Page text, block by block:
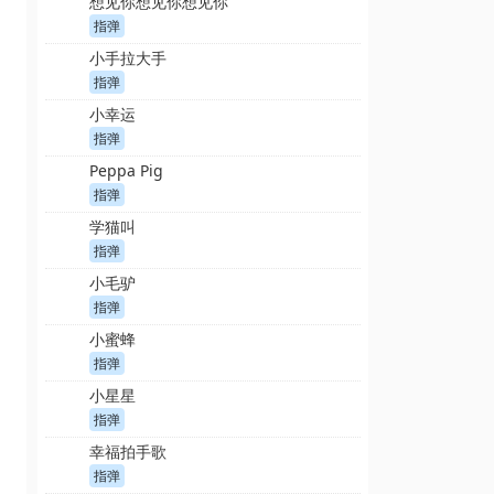
指弹
小手拉大手
指弹
小幸运
指弹
Peppa Pig
指弹
学猫叫
指弹
小毛驴
指弹
小蜜蜂
指弹
小星星
指弹
幸福拍手歌
指弹